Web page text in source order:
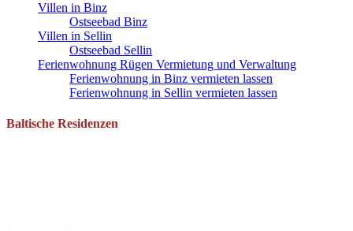
Villen in Binz
Ostseebad Binz
Villen in Sellin
Ostseebad Sellin
Ferienwohnung Rügen Vermietung und Verwaltung
Ferienwohnung in Binz vermieten lassen
Ferienwohnung in Sellin vermieten lassen
Baltische Residenzen